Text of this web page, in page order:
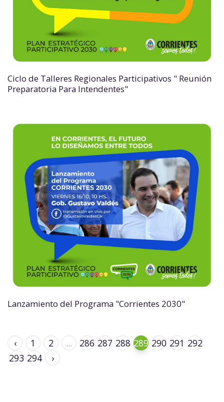
Ciclo de Talleres Regionales Participativos " Reunión
Preparatoria Para Intendentes"
Lanzamiento del Programa "Corrientes 2030"
‹ 1 2 ... 286 287 288 289 290 291 292
293 294 ›